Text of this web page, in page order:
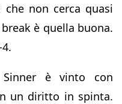
non cerca quasi
è quella buona.
è vinto con
un diritto in spinta.